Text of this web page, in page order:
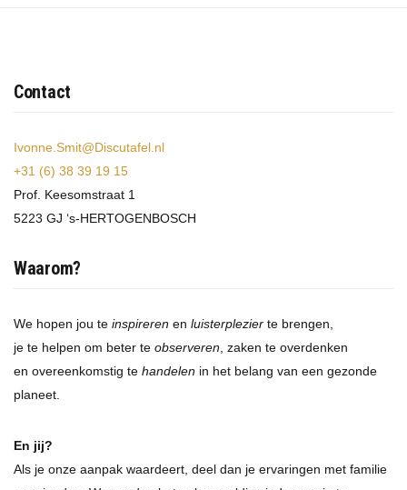
Contact
Ivonne.Smit@Discutafel.nl
+31 (6) 38 39 19 15
Prof. Keesomstraat 1
5223 GJ ‘s-HERTOGENBOSCH
Waarom?
We hopen jou te inspireren en luisterplezier te brengen,
je te helpen om beter te observeren , zaken te overdenken
en overeenkomstig te handelen in het belang van een gezonde
planeet.
En jij?
Als je onze aanpak waardeert, deel dan je ervaringen met familie